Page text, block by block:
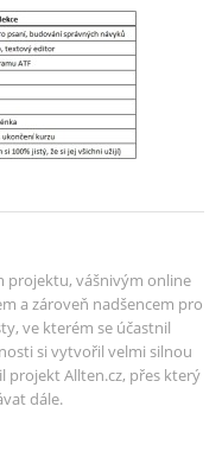
projektu, vášnivým online
a zároveň nadšencem pro
ve kterém se účastnil
si vytvořil velmi silnou
projekt Allten.cz, přes který
dále.